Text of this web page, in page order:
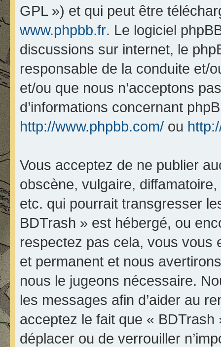
GPL ») et qui peut être
www.phpbb.fr. Le logiciel
discussions sur internet, le
responsable de la conduite et/
et/ou que nous n’acceptons
d’informations concernant
http://www.phpbb.com/ ou
Vous acceptez de ne publier
obscène, vulgaire,
etc. qui pourrait transgresser
BDTrash » est hébergé, ou
respectez pas cela, vous vous
et permanent et nous
nous le jugeons nécessaire.
les messages afin d’aider au
acceptez le fait que « BDTrash
déplacer ou de verrouiller